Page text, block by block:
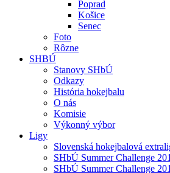
Poprad
Košice
Senec
Foto
Rôzne
SHBÚ
Stanovy SHbÚ
Odkazy
História hokejbalu
O nás
Komisie
Výkonný výbor
Ligy
Slovenská hokejbalová
SHbÚ Summer Challenge
SHbÚ Summer Challenge